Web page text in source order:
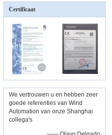
Certificaat
We vertrouwen u en hebben zeer
goede referenties van Wind
Automation van onze Shanghai
collega's